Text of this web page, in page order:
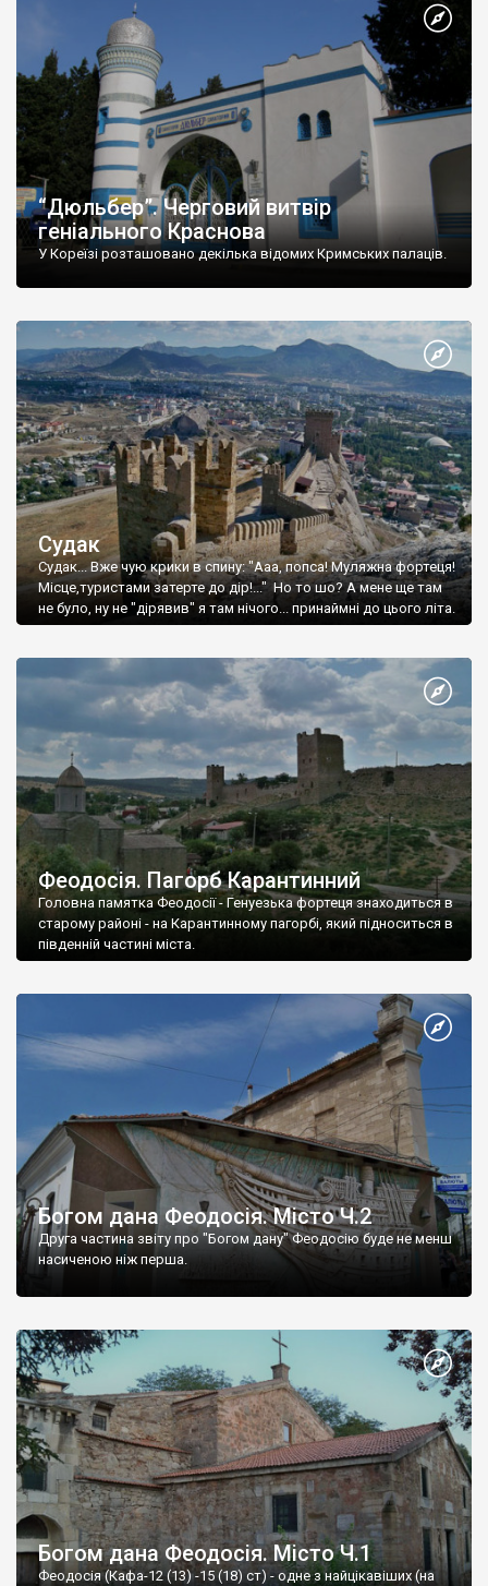
“Дюльбер”. Черговий витвір
геніального Краснова
У Кореїзі розташовано декілька відомих Кримських палаців.
Судак
Судак... Вже чую крики в спину: "Ааа, попса! Муляжна фортеця!
Місце,туристами затерте до дір!..." Но то шо? А мене ще там
не було, ну не "дірявив" я там нічого... принаймні до цього літа.
Феодосія. Пагорб Карантинний
Головна памятка Феодосії - Генуезька фортеця знаходиться в
старому районі - на Карантинному пагорбі, який підноситься в
південній частині міста.
Богом дана Феодосія. Місто Ч.2
Друга частина звіту про "Богом дану" Феодосію буде не менш
насиченою ніж перша.
Богом дана Феодосія. Місто Ч.1
Феодосія (Кафа-12 (13) -15 (18) ст) - одне з найцікавіших (на